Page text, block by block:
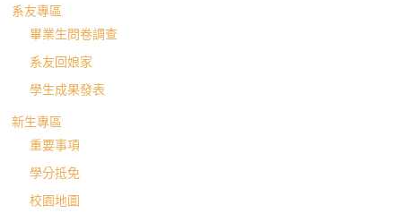
系友專區
畢業生問卷調查
系友回娘家
學生成果發表
新生專區
重要事項
學分抵免
校園地圖